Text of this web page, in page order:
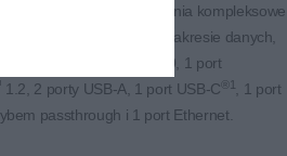
portów zapewnia kompleksowe
łączność w zakresie danych,
. 1 port HDMI 2.0, 1 port
1.2, 2 porty USB-A, 1 port USB-C ® 1
, 1 port
passthrough i 1 port Ethernet.